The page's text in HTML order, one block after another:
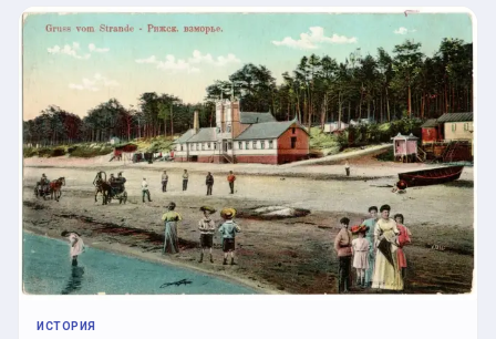
ИСТОРИЯ